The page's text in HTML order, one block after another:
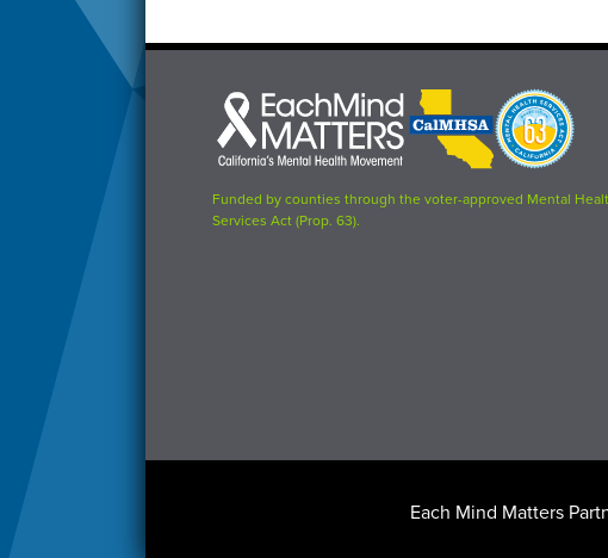
Each
Mind
Matters
logo
CalMHSA
logo
Proposition
63
logo
Funded by counties through the voter-approved Mental
Services Act (Prop. 63).
Each Mind Matters